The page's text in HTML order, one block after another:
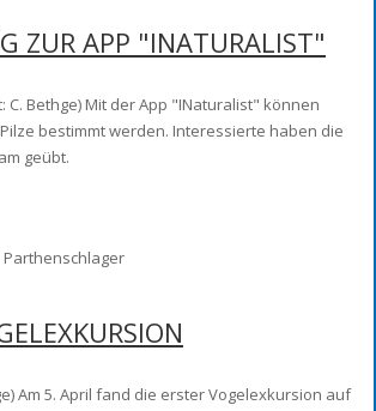
ZUR APP "INATURALIST"
C. Bethge) Mit der App "INaturalist" können
bestimmt werden. Interessierte haben die
geübt.
Am 5. April fand die erster Vogelexkursion auf